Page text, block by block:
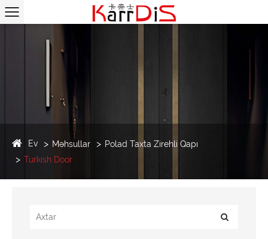
Ev Məhsullar
Polad Taxta Zirehli Qapı
Turkish Door